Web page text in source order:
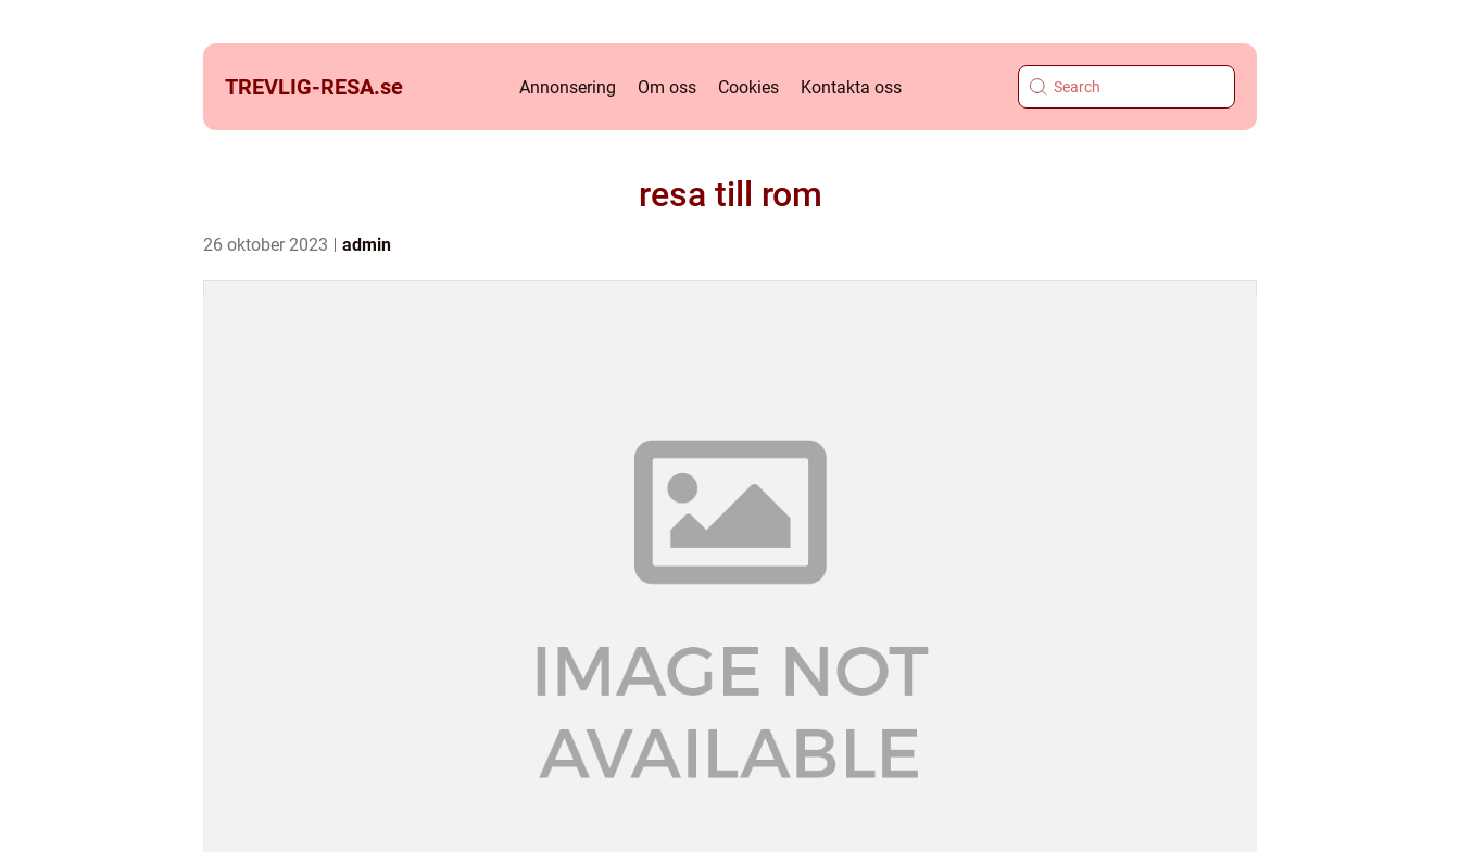
TREVLIG-RESA.se Annonsering Om oss Cookies Kontakta oss
resa till rom
26 oktober 2023 admin